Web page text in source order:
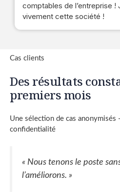
comptables de l’entreprise !
vivement cette société !
Cas clients
Des résultats
premiers mois
Une sélection de cas anonymisés
confidentialité
« Nous tenons le poste
l’améliorons. »